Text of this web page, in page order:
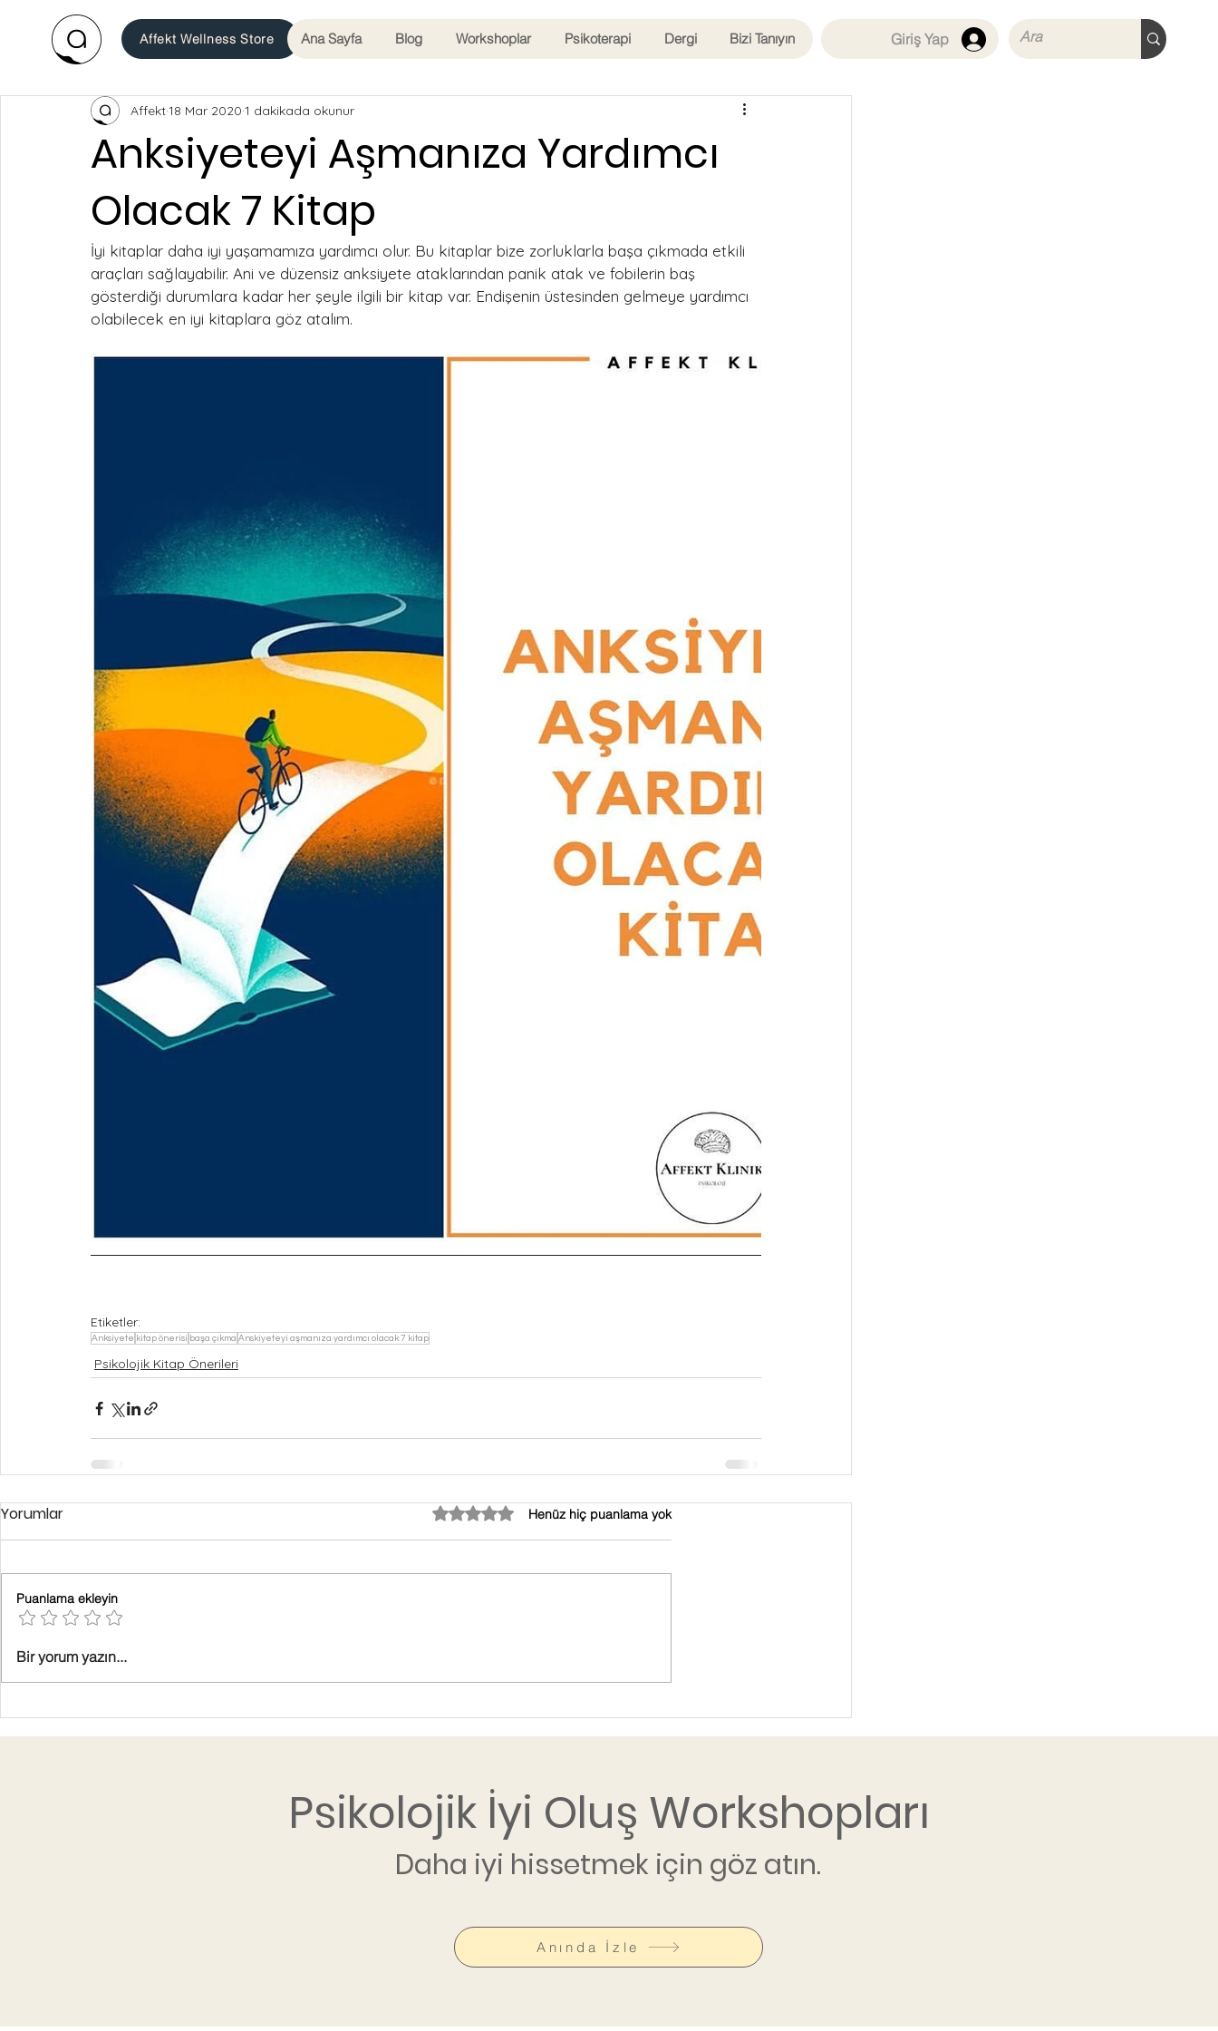
Affekt Wellness Store Ana Sayfa Blog Workshoplar Psikoterapi Dergi Bizi Tanıyın Giriş Yap
Anksiyeteyi Aşmanıza Yardımcı
Olacak 7 Kitap
Affekt18 Mar 2020 1 dakikada okunur
İyi kitaplar daha iyi yaşamamıza yardımcı olur. Bu kitaplar bize zorluklarla başa çıkmada etkili
araçları sağlayabilir. Ani ve düzensiz anksiyete ataklarından panik atak ve fobilerin baş
gösterdiği durumlara kadar her şeyle ilgili bir kitap var. Endişenin üstesinden gelmeye yardımcı
olabilecek en iyi kitaplara göz atalım.
Etiketler:
Anksiyete kitap önerisi başa çıkma Anskiyeteyi aşmanıza yardımcı olacak 7 kitap
Psikolojik Kitap Önerileri
Yorumlar 5 üzerinden 0 yıldızHenüz hiç puanlama yok
Puanlama ekleyin
Bir yorum yazın...
Psikolojik İyi Oluş Workshopları
Daha iyi hissetmek için göz atın.
Anında İzle